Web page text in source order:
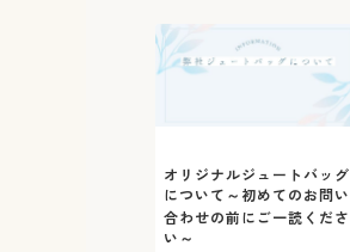
オリジナルジュートバッグ
について～初めてのお問い
合わせの前にご一読くださ
い～